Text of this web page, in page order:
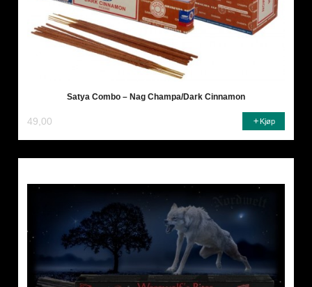
Satya Combo – Nag Champa/Dark Cinnamon
49,00 Kjøp